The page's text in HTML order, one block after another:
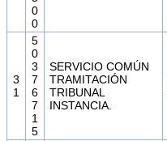
0
0
3
1
5
0
3
7
6
7
1
5
SERVICIO COMÚN
TRAMITACIÓN
TRIBUNAL
INSTANCIA.